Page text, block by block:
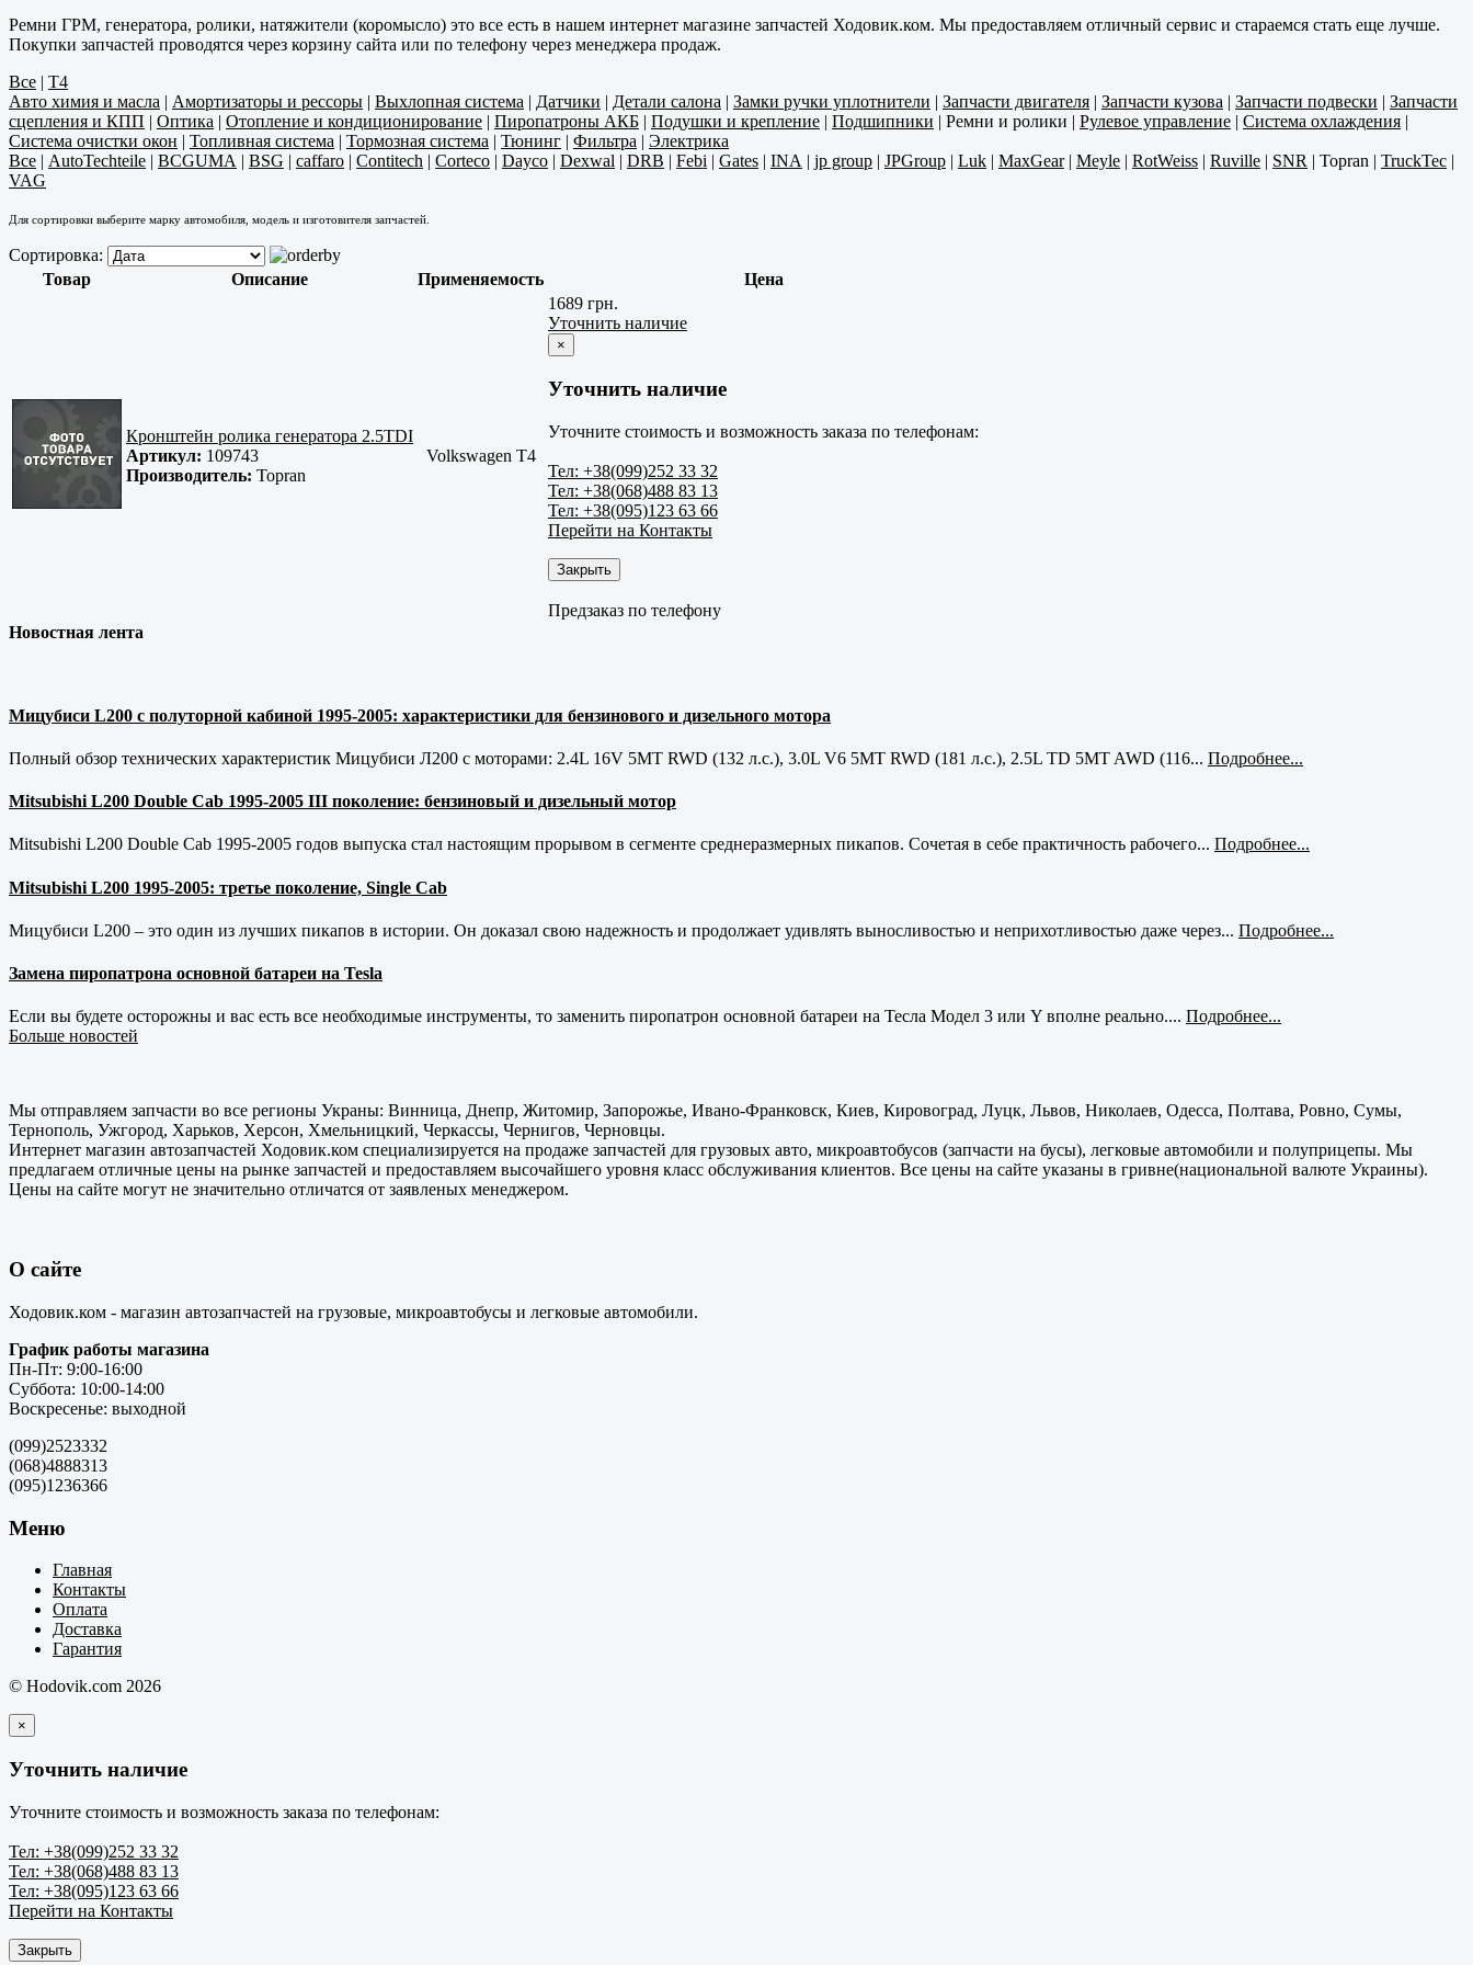
Ремни ГРМ, генератора, ролики, натяжители (коромысло) это все есть в нашем интернет магазине запчастей Ходовик.ком. Мы предоставляем отличный сервис и стараемся стать еще лучше.
Покупки запчастей проводятся через корзину сайта или по телефону через менеджера продаж.
Все | T4
Авто химия и масла | Амортизаторы и рессоры | Выхлопная система | Датчики | Детали салона | Замки ручки уплотнители | Запчасти двигателя | Запчасти кузова | Запчасти подвески | Запчасти
сцепления и КПП | Оптика | Отопление и кондиционирование | Пиропатроны АКБ | Подушки и крепление | Подшипники | Ремни и ролики | Рулевое управление | Система охлаждения |
Система очистки окон | Топливная система | Тормозная система | Тюнинг | Фильтра | Электрика
Все | AutoTechteile | BCGUMA | BSG | caffaro | Contitech | Corteco | Dayco | Dexwal | DRB | Febi | Gates | INA | jp group | JPGroup | Luk | MaxGear| Meyle | RotWeiss | Ruville | SNR | Topran | TruckTec |
VAG
Для сортировки выберите марку автомобиля, модель и изготовителя запчастей.
Сортировка:
Товар
Описание Применяемость Цена
Кронштейн ролика генератора 2.5TDI
Артикул: 109743
Производитель: Topran
Volkswagen T4
1689 грн.
Уточнить наличие
×
Уточнить наличие
Уточните стоимость и возможность заказа по телефонам:
Тел: +38(099)252 33 32
Тел: +38(068)488 83 13
Тел: +38(095)123 63 66
Перейти на Контакты
Закрыть
Предзаказ по телефону
Новостная лента
Мицубиси L200 с полуторной кабиной 1995-2005: характеристики для бензинового и дизельного мотора
Полный обзор технических характеристик Мицубиси Л200 с моторами: 2.4L 16V 5MT RWD (132 л.с.), 3.0L V6 5MT RWD (181 л.с.), 2.5L TD 5MT AWD (116... Подробнее...
Mitsubishi L200 Double Cab 1995-2005 III поколение: бензиновый и дизельный мотор
Mitsubishi L200 Double Cab 1995-2005 годов выпуска стал настоящим прорывом в сегменте среднеразмерных пикапов. Сочетая в себе практичность рабочего... Подробнее...
Mitsubishi L200 1995-2005: третье поколение, Single Cab
Мицубиси L200 – это один из лучших пикапов в истории. Он доказал свою надежность и продолжает удивлять выносливостью и неприхотливостью даже через... Подробнее...
Замена пиропатрона основной батареи на Tesla
Если вы будете осторожны и вас есть все необходимые инструменты, то заменить пиропатрон основной батареи на Тесла Модел 3 или Y вполне реально.... Подробнее...
Больше новостей
Мы отправляем запчасти во все регионы Украны: Винница, Днепр, Житомир, Запорожье, Ивано-Франковск, Киев, Кировоград, Луцк, Львов, Николаев, Одесса, Полтава, Ровно, Сумы,
Тернополь, Ужгород, Харьков, Херсон, Хмельницкий, Черкассы, Чернигов, Черновцы.
Интернет магазин автозапчастей Ходовик.ком специализируется на продаже запчастей для грузовых авто, микроавтобусов (запчасти на бусы), легковые автомобили и полуприцепы. Мы
предлагаем отличные цены на рынке запчастей и предоставляем высочайшего уровня класс обслуживания клиентов. Все цены на сайте указаны в гривне(национальной валюте Украины).
Цены на сайте могут не значительно отличатся от заявленых менеджером.
О сайте
Ходовик.ком - магазин автозапчастей на грузовые, микроавтобусы и легковые автомобили.
График работы магазина
Пн-Пт: 9:00-16:00
Суббота: 10:00-14:00
Воскресенье: выходной
(099)2523332
(068)4888313
(095)1236366
Меню
Главная
Контакты
Оплата
Доставка
Гарантия
© Hodovik.com 2026
×
Уточнить наличие
Уточните стоимость и возможность заказа по телефонам:
Тел: +38(099)252 33 32
Тел: +38(068)488 83 13
Тел: +38(095)123 63 66
Перейти на Контакты
Закрыть